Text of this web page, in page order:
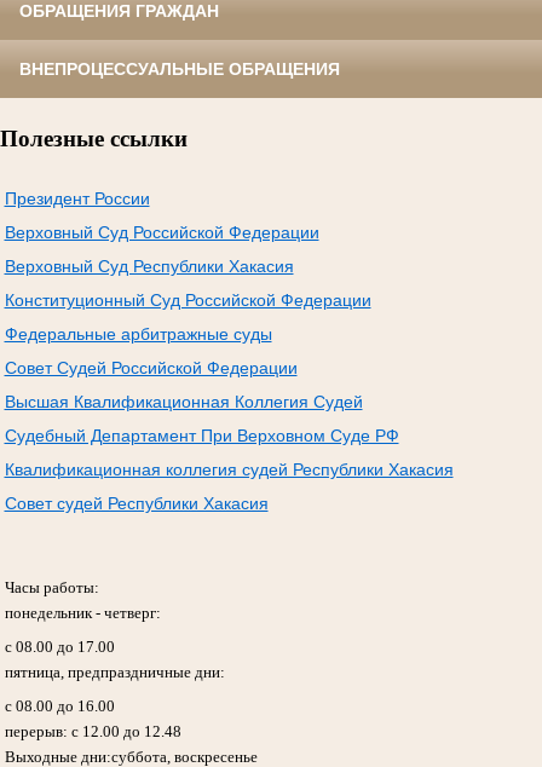
ОБРАЩЕНИЯ ГРАЖДАН
ВНЕПРОЦЕССУАЛЬНЫЕ ОБРАЩЕНИЯ
Полезные ссылки
Президент России
Верховный Суд Российской Федерации
Верховный Суд Республики Хакасия
Конституционный Суд Российской Федерации
Федеральные арбитражные суды
Совет Судей Российской Федерации
Высшая Квалификационная Коллегия Судей
Судебный Департамент При Верховном Суде РФ
Квалификационная коллегия судей Республики Хакасия
Совет судей Республики Хакасия
Часы работы:
понедельник - четверг:
с 08.00 до 17.00
пятница, предпраздничные дни:
с 08.00 до 16.00
перерыв: с 12.00 до 12.48
Выходные дни:суббота, воскресенье